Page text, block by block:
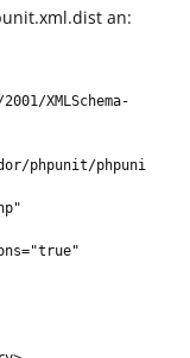
an:
phpunit/phpuni